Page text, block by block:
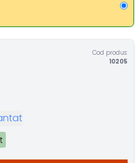
Cod produs:
10205